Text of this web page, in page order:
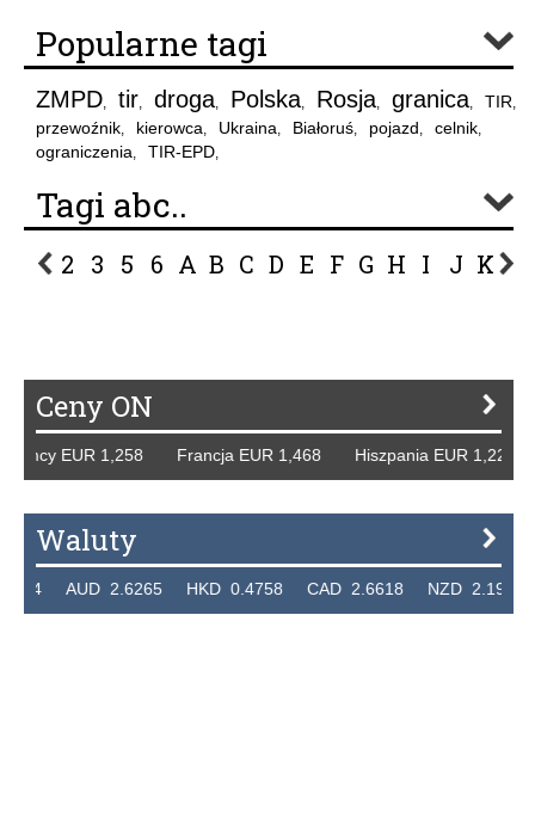
Popularne tagi
ZMPD, tir, droga, Polska, Rosja, granica, TIR,
przewoźnik, kierowca, Ukraina, Białoruś, pojazd, celnik,
ograniczenia, TIR-EPD,
Tagi abc..
2 3 5 6 A B C D E F G H I J K L
Ceny ON
EUR 1,258 Francja EUR 1,468 Hiszpania EUR
Waluty
AUD 2.6265 HKD 0.4758 CAD 2.6618 NZD